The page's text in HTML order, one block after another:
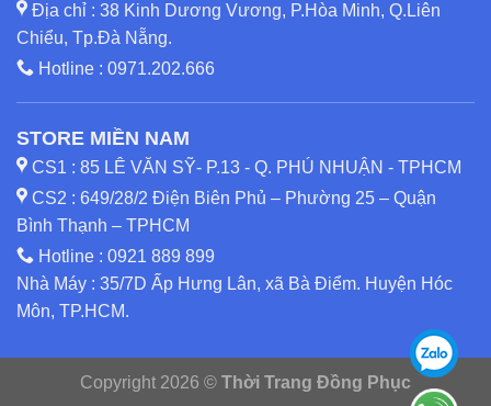
Địa chỉ : 38 Kinh Dương Vương, P.Hòa Minh, Q.Liên
Chiểu, Tp.Đà Nẵng.
Hotline : 0971.202.666
STORE MIỀN NAM
CS1 : 85 LÊ VĂN SỸ- P.13 - Q. PHÚ NHUẬN - TPHCM
CS2 : 649/28/2 Điện Biên Phủ – Phường 25 – Quận
Bình Thạnh – TPHCM
Hotline : 0921 889 899
Nhà Máy : 35/7D Ấp Hưng Lân, xã Bà Điểm. Huyện Hóc
Môn, TP.HCM.
Copyright 2026 © Thời Trang Đồng Phục